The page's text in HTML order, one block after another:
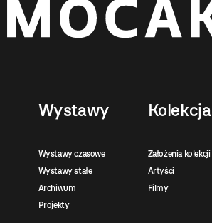
Wystawy
Wystawy czasowe
Wystawy stałe
Archiwum
Projekty
Kolekcja
Założenia kolekcji
Artyści
Filmy